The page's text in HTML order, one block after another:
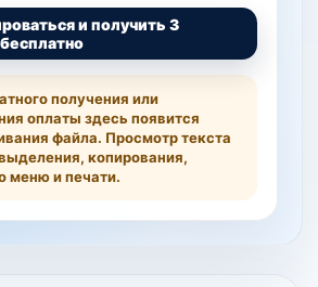
и получить 3
получения или
оплаты здесь появится
файла. Просмотр текста
копирования,
меню и печати.